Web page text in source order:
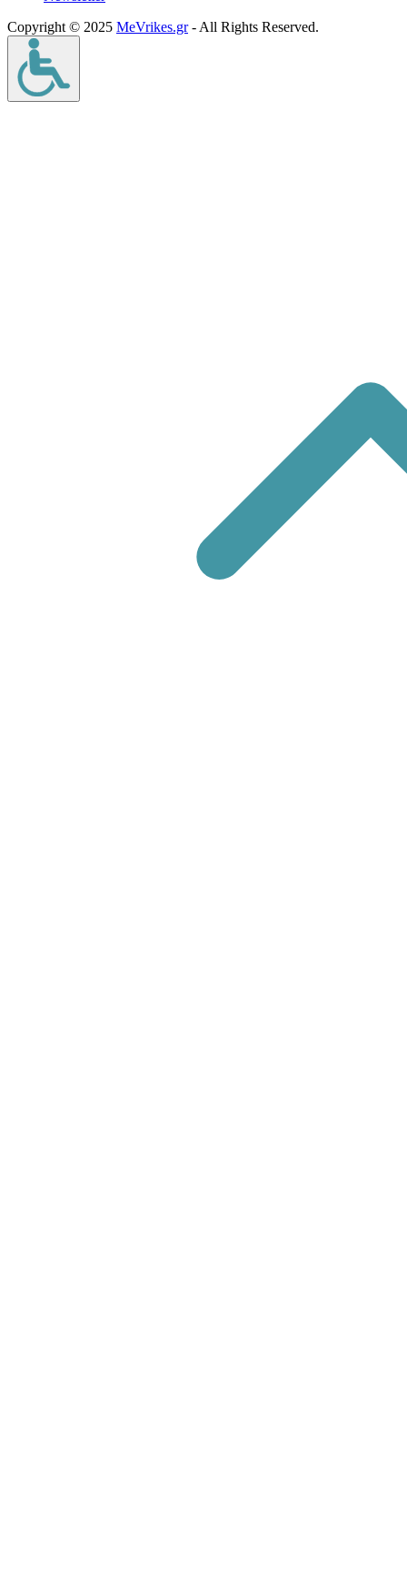
Copyright © 2025 MeVrikes.gr- All Rights Reserved.